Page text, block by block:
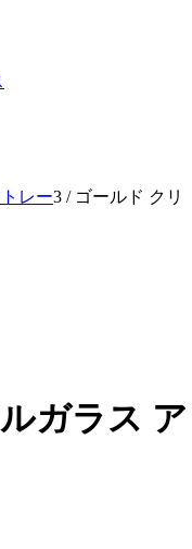
レー3 / ゴールド クリ
ガラス ア